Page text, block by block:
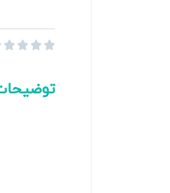



